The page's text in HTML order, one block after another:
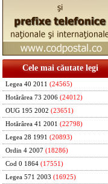
Cele mai căutate legi
Legea 40 2011 (24565)
Hotărârea 73 2006 (24012)
OUG 195 2002 (23651)
Hotărârea 41 2001 (22798)
Legea 28 1991 (20893)
Ordin 4 2007 (18286)
Cod 0 1864 (17551)
Legea 571 2003 (16925)